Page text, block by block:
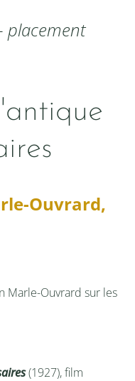
placement
Ouvrard,
Marle-Ouvrard sur les
(1927), film